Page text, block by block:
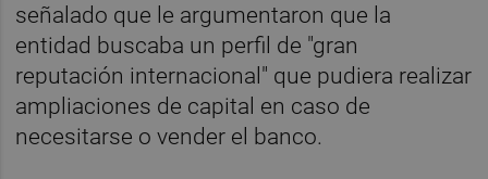
señalado que le argumentaron que la
entidad buscaba un perfil de "gran
reputación internacional" que pudiera realizar
ampliaciones de capital en caso de
necesitarse o vender el banco.